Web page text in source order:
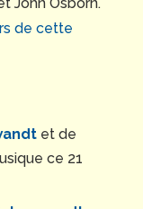
de cette
et de
ce 21